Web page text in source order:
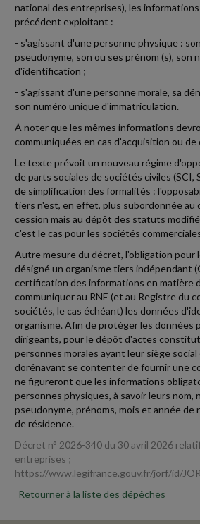
national des entreprises), les
précédent exploitant :
- s'agissant d'une personne physique :
pseudonyme, son ou ses prénom (s), son
d'identification ;
- s'agissant d'une personne morale, sa
son numéro unique d'immatriculation.
À noter que les mêmes informations
communiquées en cas d'acquisition ou
Le texte prévoit un nouveau régime
de parts sociales de sociétés civiles (SCI,
de simplification des formalités :
tiers n'est, en effet, plus subordonnée au
cession mais au dépôt des statuts
c'est le cas pour les sociétés
Autre mesure du décret, l'obligation pour
désigné un organisme tiers indépendant
certification des informations en matière
communiquer au RNE (et au Registre du
sociétés, le cas échéant) les données
organisme. Afin de protéger les données
dirigeants, pour le dépôt d'actes
personnes morales ayant leur siège
dorénavant se contenter de fournir une
ne figureront que les informations
personnes physiques, à savoir leurs nom,
pseudonyme, prénoms, mois et année de
de résidence.
Décret n° 2026-340 du 30 avril 2026
entreprises ;
https://www.legifrance.gouv.fr/jorf/id/
Retourner à la liste des dépêches